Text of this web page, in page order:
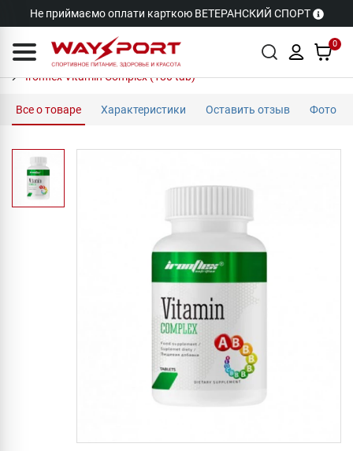
Не приймаємо оплати карткою ВЕТЕРАНСКИЙ СПОРТ
0
Ironflex Vitamin Complex (180 tab)
Все о товаре Характеристики Оставить отзыв Фото